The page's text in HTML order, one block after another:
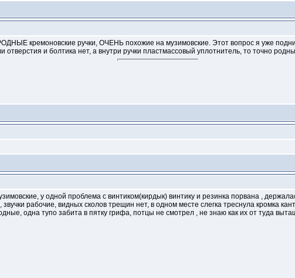
кремоновские ручки, ОЧЕНЬ похожие на музимовские. Этот вопрос я уже
отверстия и болтика нет, а внутри ручки пластмассовый уплотнитель, то точно
у одной проблема с винтиком(кирдык) винтику и резинка порвана ,
рабочие, видных сколов трещин нет, в одном месте слегка треснула кромка
одна тупо забита в пятку грифа, потцы не смотрел , не знаю как их от туда